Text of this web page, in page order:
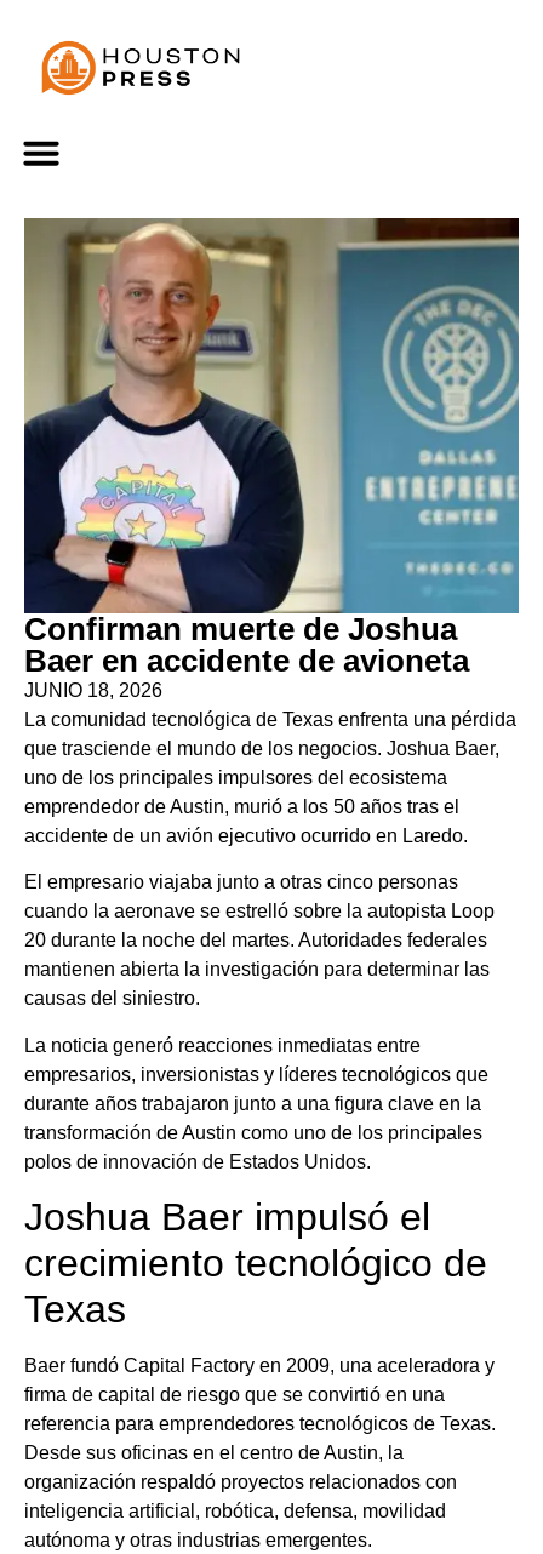
Confirman muerte de Joshua
Baer en accidente de avioneta
JUNIO 18, 2026
La comunidad tecnológica de Texas enfrenta una pérdida
que trasciende el mundo de los negocios. Joshua Baer,
uno de los principales impulsores del ecosistema
emprendedor de Austin, murió a los 50 años tras el
accidente de un avión ejecutivo ocurrido en Laredo.
El empresario viajaba junto a otras cinco personas
cuando la aeronave se estrelló sobre la autopista Loop
20 durante la noche del martes. Autoridades federales
mantienen abierta la investigación para determinar las
causas del siniestro.
La noticia generó reacciones inmediatas entre
empresarios, inversionistas y líderes tecnológicos que
durante años trabajaron junto a una figura clave en la
transformación de Austin como uno de los principales
polos de innovación de Estados Unidos.
Joshua Baer impulsó el
crecimiento tecnológico de
Texas
Baer fundó Capital Factory en 2009, una aceleradora y
firma de capital de riesgo que se convirtió en una
referencia para emprendedores tecnológicos de Texas.
Desde sus oficinas en el centro de Austin, la
organización respaldó proyectos relacionados con
inteligencia artificial, robótica, defensa, movilidad
autónoma y otras industrias emergentes.